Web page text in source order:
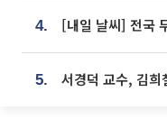
4.
5.